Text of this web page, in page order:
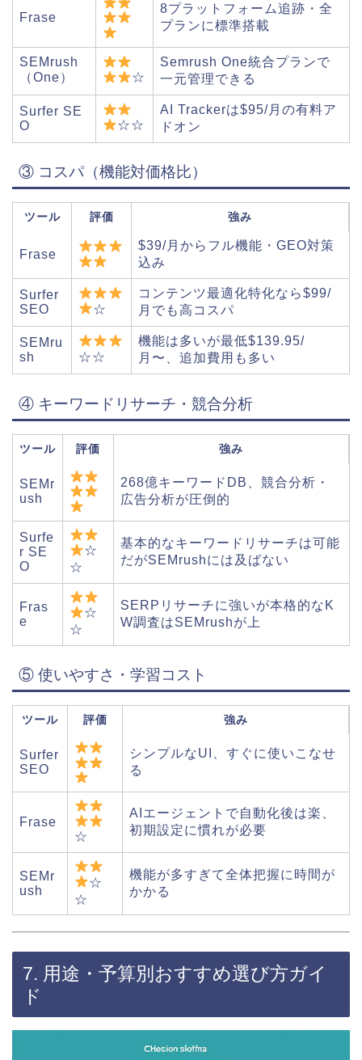
Frase
8プラットフォーム追跡・全
プランに標準搭載
SEMrush
（One）
☆
Semrush One統合プランで
一元管理できる
Surfer SE
O
☆☆
AI Trackerは$95/月の有料ア
ドオン
③ コスパ（機能対価格比）
ツール 評価 強み
Frase
$39/月からフル機能・GEO対策
込み
Surfer
SEO
☆
コンテンツ最適化特化なら$99/
月でも高コスパ
SEMru
sh
☆☆
機能は多いが最低$139.95/
月〜、追加費用も多い
④ キーワードリサーチ・競合分析
ツール 評価 強み
SEMr
ush
268億キーワードDB、競合分析・
広告分析が圧倒的
Surfe
r SE
O
☆
☆
基本的なキーワードリサーチは可能
だがSEMrushには及ばない
Fras
e
☆
☆
SERPリサーチに強いが本格的なK
W調査はSEMrushが上
⑤ 使いやすさ・学習コスト
ツール 評価 強み
Surfer
SEO
シンプルなUI、すぐに使いこなせ
る
Frase
☆
AIエージェントで自動化後は楽、
初期設定に慣れが必要
SEMr
ush
☆
☆
機能が多すぎて全体把握に時間が
かかる
7. 用途・予算別おすすめ選び方ガイ
ド